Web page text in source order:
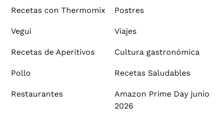
Recetas con Thermomix Postres
Vegui Viajes
Recetas de Aperitivos Cultura gastronómica
Pollo Recetas Saludables
Restaurantes
Amazon Prime Day junio
2026